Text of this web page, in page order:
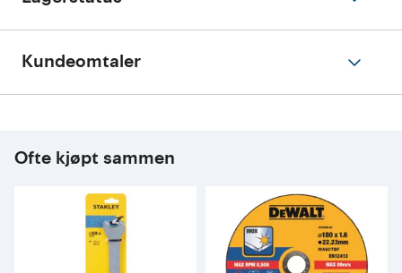
Kundeomtaler
Ofte kjøpt sammen